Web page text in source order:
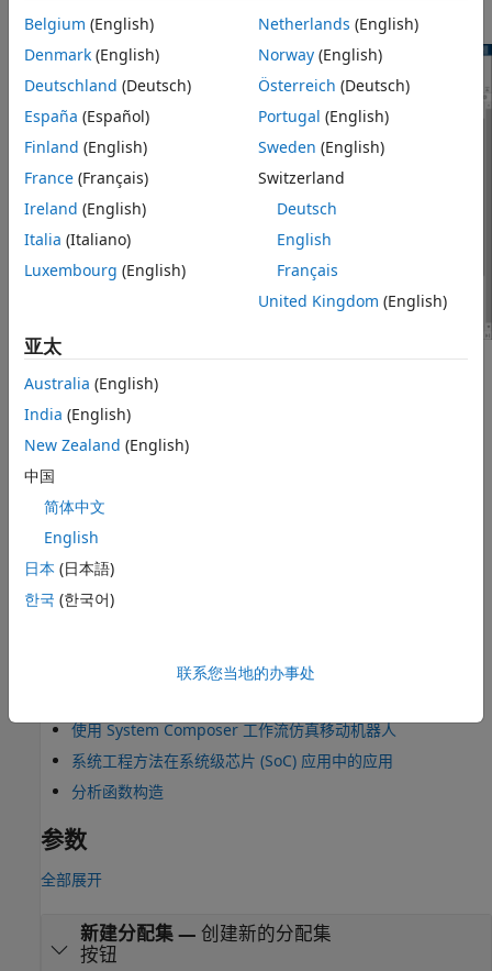
说明
打开 分配编辑器
示例
参数
编程用法
版本历史记录
另请参阅
打开 分配编辑器
System Composer 工具条：导航至
示例
交互式创建和管理分配
程序化创建和管理分配
将活动图元素分配给架构模型组件
使用 System Composer 工作流仿真移动机器人
系统工程方法在系统级芯片 (SoC) 应用中的应用
分析函数构造
参数
全部展开
新建分配集— 创建新的分配集
按钮
Belgium (English)
Denmark (English)
Deutschland (Deutsch)
España (Español)
Finland (English)
France (Français)
Ireland (English)
Italia (Italiano)
Luxembourg (English)
Netherlands (English)
Norway(English)
Österreich (Deutsch)
Portugal (English)
Sweden (English)
Switzerland
Deutsch
English
Français
United Kingdom (English)
亚太
Australia (English)
India (English)
New Zealand (English)
中国
简体中文
English
日本 (日本語)
한국 (한국어)
联系您当地的办事处